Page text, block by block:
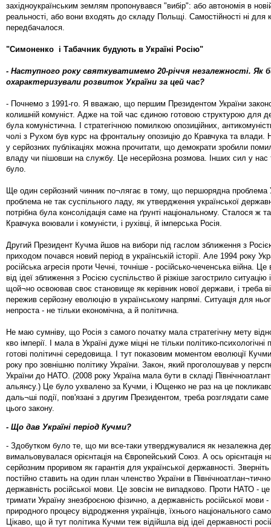
західноукраїнським землям пропонувався "вибір": або автономія в
реальності, або вони входять до складу Польщі. Самостійності ні для
передбачалося.
"Симоненко і Табачник будують в Україні Росію"
- Наступного року святкуватимемо 20-річчя незалежності. Як
охарактеризували розвиток України за цей час?
- Почнемо з 1991-го. Я вважаю, що першим Президентом України
колишній комуніст. Адже на той час єдиною готовою структурою для
була комуністична. І стратегічною помилкою опозиційних,
чолі з Рухом був курс на фронтальну опозицію до Кравчука та влади.
у серйозних публікаціях можна прочитати, що демократи зробили
владу чи пішовши на службу. Це несерйозна розмова. Інших сил у нас
було.
Ще один серйозний чинник по¬лягає в тому, що першорядна проблема
проблема не так суспільного ладу, як утвердження української
потрібна була консолідація саме на ґрунті національному. Сталося ж
Кравчука воювали і комуністи, і рухівці, й імперська Росія.
Другий Президент Кучма йшов на вибори під гаслом зближення з
приходом почався новий період в українській історії. Але 1994 року
російська агресія проти Чечні, точніше - російсько-чеченська війна.
від ідеї зближення з Росією суспільство й різкіше загострило
щой¬но освоював своє становище як керівник нової держави, і треба
пережив серйозну еволюцію в українському напрямі. Ситуація для
непроста - не тільки економічна, а й політична.
Не маю сумніву, що Росія з самого початку мала стратегічну мету
кво імперії. І мала в Україні дуже міцні не тільки політико-психологічні
готові політичні середовища. І тут показовим моментом еволюції
року про зовнішню політику України. Закон, який проголошував у
України до НАТО. (2008 року Україна мала бути в складі
альянсу.) Це було ухвалено за Кучми, і Ющенко не раз на це
даль¬ші події, пов'язані з другим Президентом, треба розглядати саме
цього закону.
- Що дав Україні період Кучми?
- Здобутком було те, що ми все-таки утверджувалися як незалежна
вимальовувалася орієнтація на Європейський Союз. А ось орієнтація
серйозним проривом як гарантія для української державності.
постійно ставить на один план членство України в
державність російської мови. Це зовсім не випадково. Проти НАТО - це
тримати Україну знезброєною фізично, а державність російської мови
природного процесу відродження українців, їхнього національного
Цікаво, що й тут політика Кучми теж відійшла від ідеї державності